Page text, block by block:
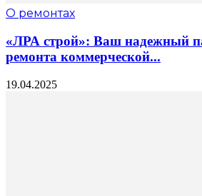
О ремонтах
«ЛРА строй»: Ваш надежный
ремонта коммерческой...
19.04.2025